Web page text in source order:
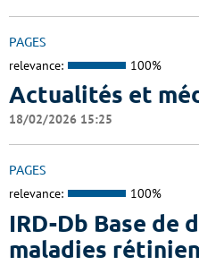
PAGES
relevance: 100%
Actualités et
18/02/2026 15:25
PAGES
relevance: 100%
IRD-Db Base de
maladies